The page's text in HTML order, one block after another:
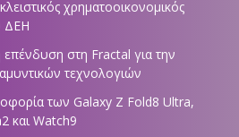
χρηματοοικονομικός
ΔΕΗ
επένδυση στη Fractal για την
τεχνολογιών
των Galaxy Z Fold8 Ultra,
και Watch9